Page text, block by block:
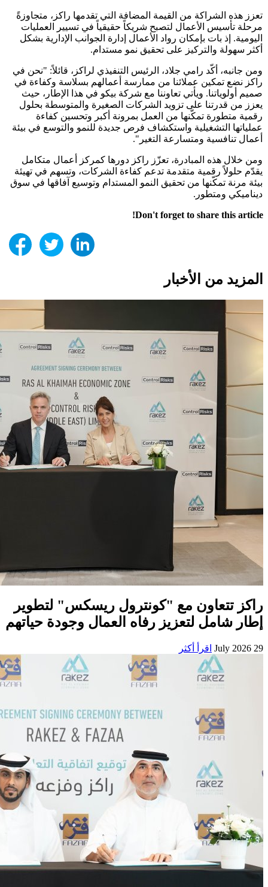
تعزز هذه الشراكة من القيمة المضافة التي تقدمها راكز، متجاوزةً
مرحلة تأسيس الأعمال لتصبح شريكاً حقيقياً في تسيير العمليات
اليومية. إذ بات بإمكان رواد الأعمال إدارة الجوانب الإدارية بشكل
أكثر سهولة والتركيز على تحقيق نمو مستدام.
ومن جانبه، أكّد رامي جلاد، الرئيس التنفيذي لراكز، قائلاً: "نحن في
راكز نضع تمكين عملائنا من ممارسة أعمالهم بسلاسة وكفاءة في
صميم أولوياتنا. ويأتي تعاوننا مع شركة بيكو في هذا الإطار، حيث
يعزز من قدرتنا على تزويد الشركات الصغيرة والمتوسطة بحلول
رقمية متطورة تمكّنها من العمل بمرونة أكبر وتحسين كفاءة
عملياتها التشغيلية واستكشاف فرص جديدة للنمو والتوسع في بيئة
أعمال تنافسية ومتسارعة التغير".
ومن خلال هذه المبادرة، تعزّز راكز دورها كمركز أعمال متكامل
يقدّم حلولاً رقمية متقدمة تدعم كفاءة الشركات، وتسهم في تهيئة
بيئة مرنة تمكّنها من تحقيق النمو المستدام وتوسيع آفاقها في سوق
ديناميكي ومتطور.
Don't forget to share this article!
المزيد من الأخبار
راكز تتعاون مع "كونترول ريسكس" لتطوير
إطار شامل لتعزيز رفاه العمال وجودة حياتهم
29 July 2026 اقرأ أكثر